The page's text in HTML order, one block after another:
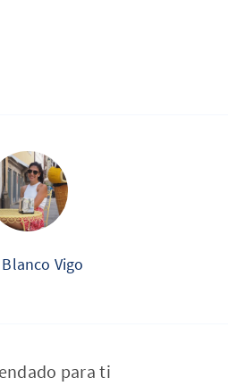
Vigo
para ti